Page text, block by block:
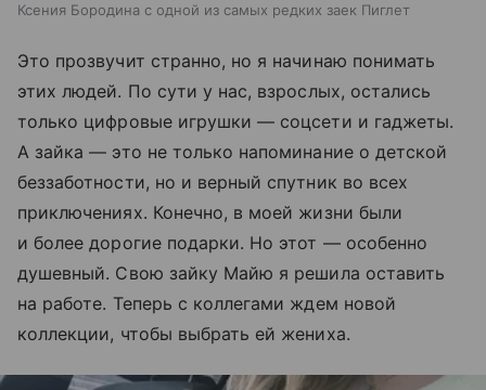
Ксения Бородина с одной из самых редких заек Пиглет
Это прозвучит странно, но я начинаю понимать
этих людей. По сути у нас, взрослых, остались
только цифровые игрушки — соцсети и гаджеты.
А зайка — это не только напоминание о детской
беззаботности, но и верный спутник во всех
приключениях. Конечно, в моей жизни были
и более дорогие подарки. Но этот — особенно
душевный. Свою зайку Майю я решила оставить
на работе. Теперь с коллегами ждем новой
коллекции, чтобы выбрать ей жениха.